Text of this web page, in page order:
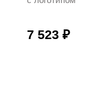
7 523 ₽